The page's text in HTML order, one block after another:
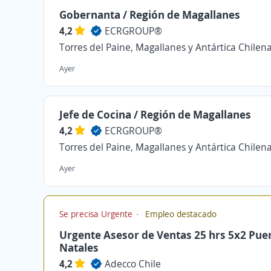
Gobernanta / Región de Magallanes
4,2
ECRGROUP®️
Torres del Paine, Magallanes y Antártica
Ayer
Jefe de Cocina / Región de Magallanes
4,2
ECRGROUP®️
Torres del Paine, Magallanes y Antártica
Ayer
Se precisa Urgente Empleo destacado
Urgente Asesor de Ventas 25 hrs 5x2
Natales
4,2 Adecco Chile